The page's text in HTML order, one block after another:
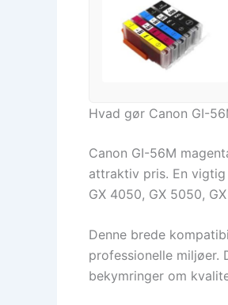
Hvad gør Canon GI-
Canon GI-56M
attraktiv pris. En
GX 4050, GX 5050,
Denne brede
professionelle miljøer.
bekymringer om